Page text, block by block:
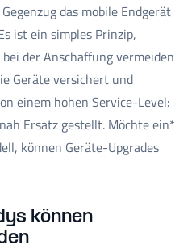
das mobile Endgerät
ist ein simples Prinzip,
der Anschaffung vermeiden
Geräte versichert und
einem hohen Service-Level:
Ersatz gestellt. Möchte ein*
können Geräte-Upgrades
können